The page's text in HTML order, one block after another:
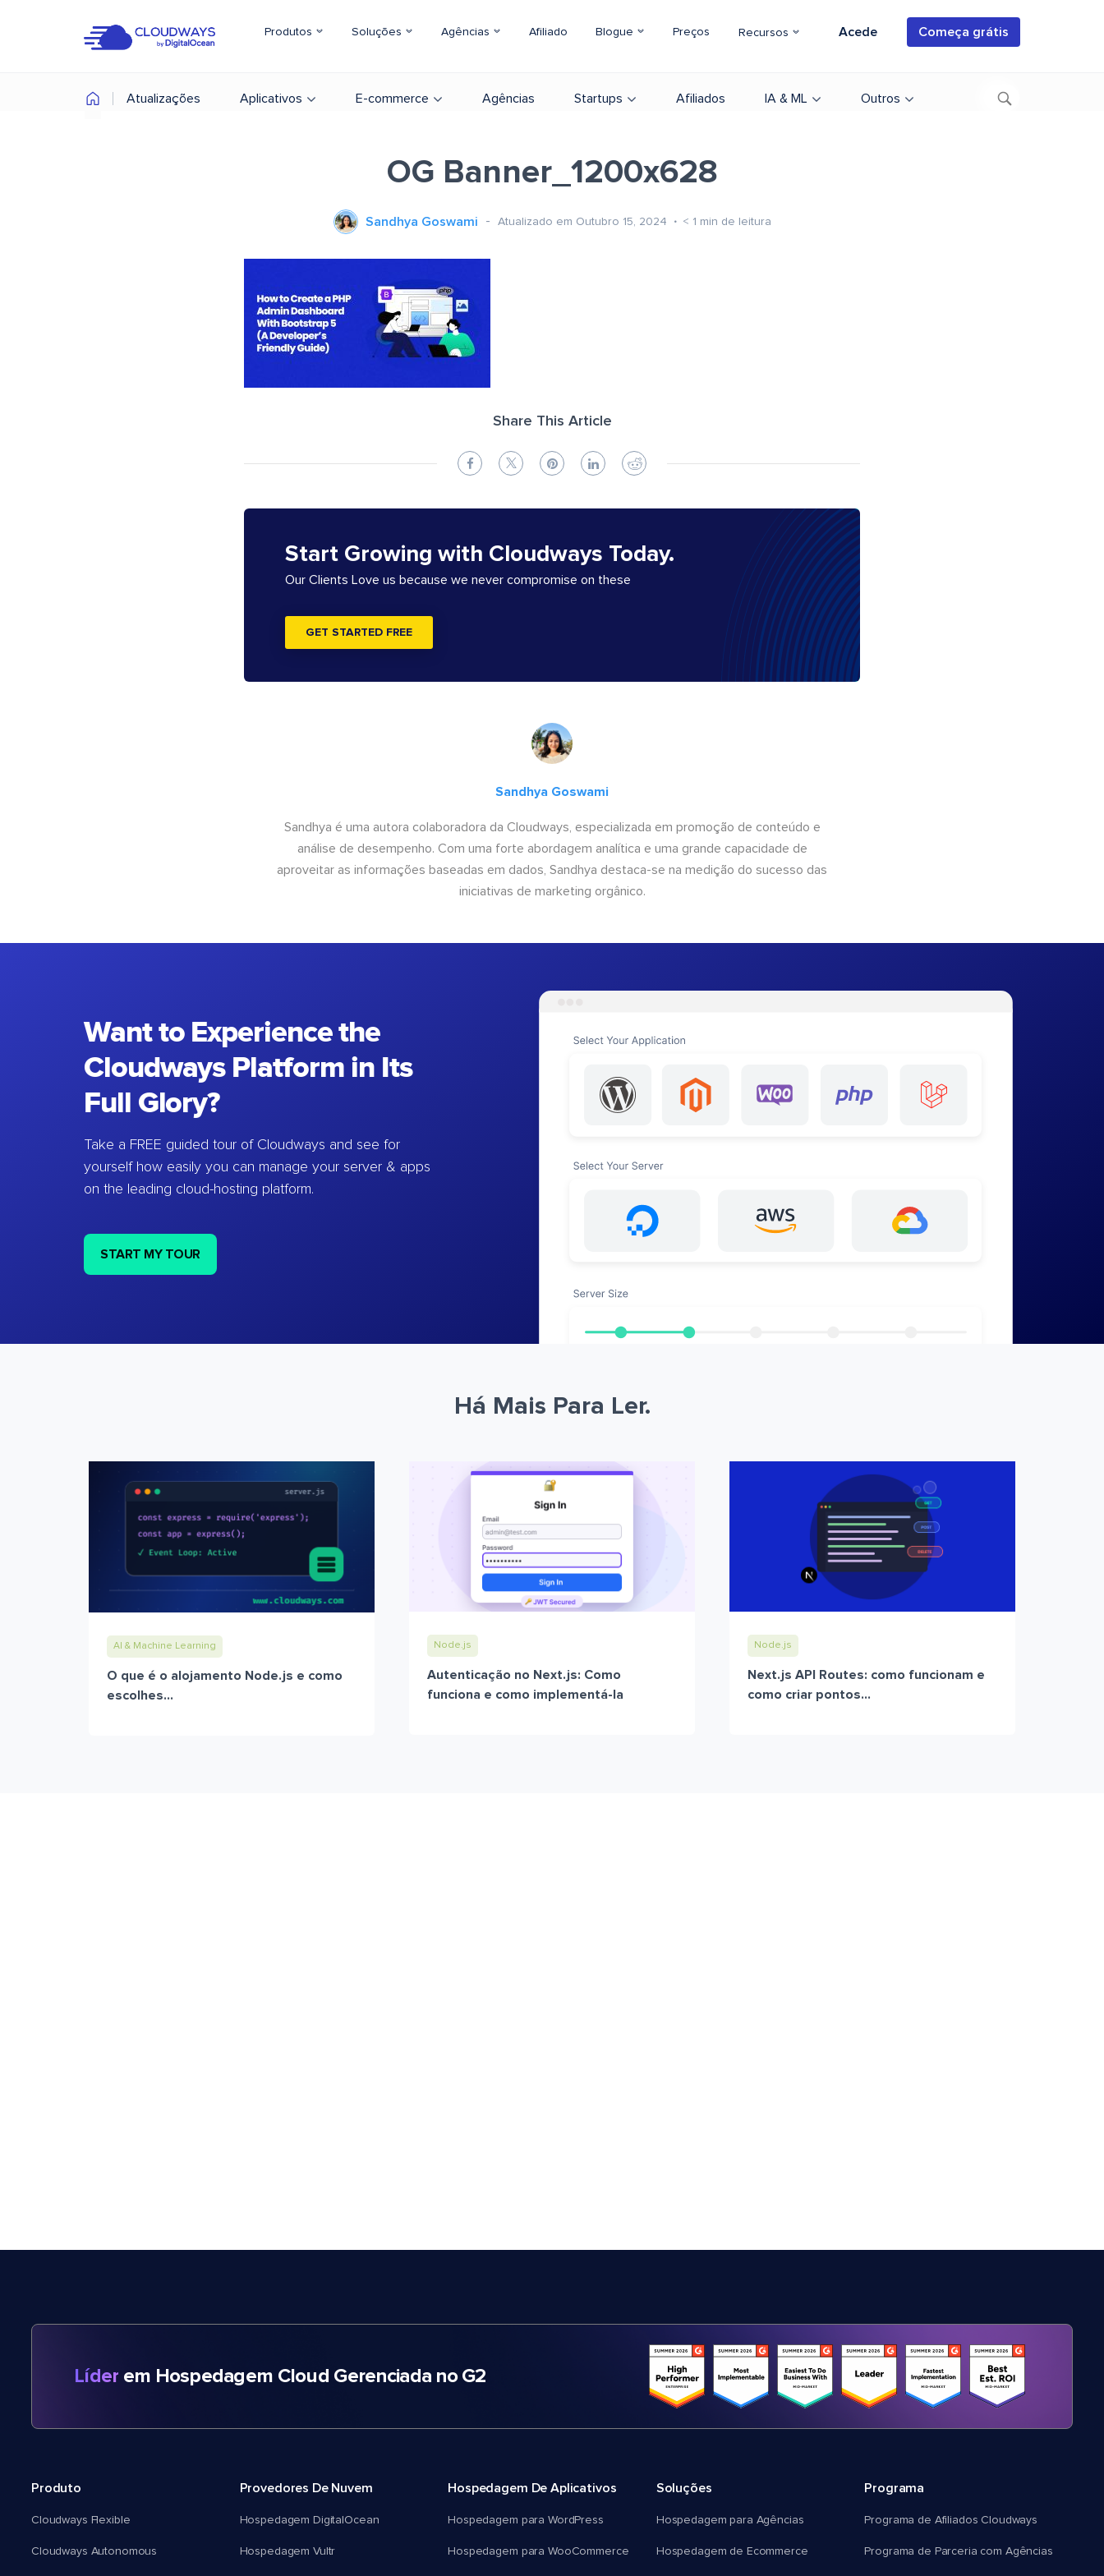
Produtos Soluções Agências Afiliado Blogue Preços Recursos Acede Começa grátis
Atualizações Aplicativos E-commerce Agências Startups Afiliados IA & ML Outros
OG Banner_1200x628
Sandhya Goswami Atualizado em Outubro 15, 2024 < 1 min de leitura
Share This Article
Start Growing with Cloudways Today.
Our Clients Love us because we never compromise on these
GET STARTED FREE
Sandhya Goswami
Sandhya é uma autora colaboradora da Cloudways, especializada em promoção de conteúdo e
análise de desempenho. Com uma forte abordagem analítica e uma grande capacidade de
aproveitar as informações baseadas em dados, Sandhya destaca-se na medição do sucesso das
iniciativas de marketing orgânico.
Want to Experience the
Cloudways Platform in Its
Full Glory?
Take a FREE guided tour of Cloudways and see for
yourself how easily you can manage your server & apps
on the leading cloud-hosting platform.
START MY TOUR
Há Mais Para Ler.
AI & Machine Learning
O que é o alojamento Node.js e como
escolhes...
Node.js
Autenticação no Next.js: Como
funciona e como implementá-la
Node.js
Next.js API Routes: como funcionam e
como criar pontos...
Líder em Hospedagem Cloud Gerenciada no G2
Produto
Cloudways Flexible
Cloudways Autonomous
Provedores De Nuvem
Hospedagem DigitalOcean
Hospedagem Vultr
Hospedagem De Aplicativos
Hospedagem para WordPress
Hospedagem para WooCommerce
Soluções
Hospedagem para Agências
Hospedagem de Ecommerce
Programa
Programa de Afiliados Cloudways
Programa de Parceria com Agências